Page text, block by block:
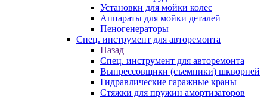
Установки для мойки колес
Аппараты для мойки деталей
Пеногенераторы
Спец. инструмент для авторемонта
Назад
Спец. инструмент для авторемонта
Выпрессовщики (съемники) шкворней
Гидравлические гаражные краны
Стяжки для пружин амортизаторов